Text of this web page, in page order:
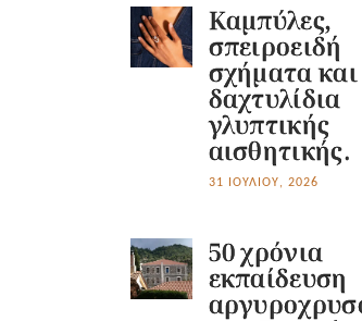
Καμπύλες,
σπειροειδή
σχήματα και
δαχτυλίδια
γλυπτικής
αισθητικής.
31 ΙΟΥΛΊΟΥ, 2026
50 χρόνια
εκπαίδευση